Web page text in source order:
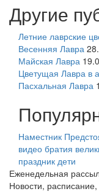
Другие
Летние лаврские
Весенняя Лавра
Майская Лавра
Цветущая Лавра в
Пасхальная Лавра
Наместник
видео братия
праздник дети
Еженедельная
Новости,